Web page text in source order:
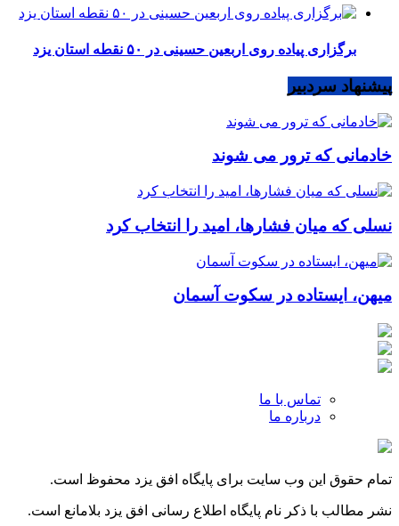
برگزاری پیاده روی اربعین حسینی در ۵۰ نقطه استان یزد
پیشنهاد سردبیر
خادمانی که ترور می شوند
نسلی که میان فشارها، امید را انتخاب کرد
میهن، ایستاده در سکوت آسمان
تماس با ما
درباره ما
تمام حقوق این وب سایت برای پایگاه افق یزد محفوظ است.
نشر مطالب با ذکر نام پایگاه اطلاع رسانی افق یزد بلامانع است.